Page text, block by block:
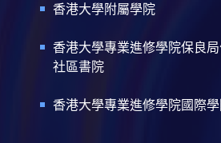
香港大學附屬學院
香港大學專業進修學院保良
社區書院
香港大學專業進修學院國際